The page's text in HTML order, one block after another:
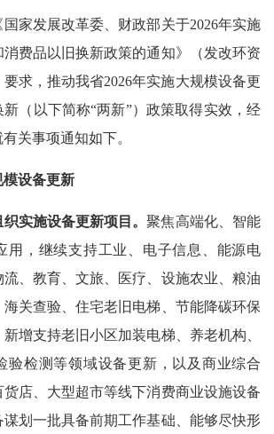
家发展改革委、财政部关于2026年实施
费品以旧换新政策的通知》（发改环资
要求，推动我省2026年实施大规模设备更
（以下简称“两新”）政策取得实效，经
关事项通知如下。
设备更新
织实施设备更新项目。聚焦高端化、智能
用，继续支持工业、电子信息、能源电
、教育、文旅、医疗、设施农业、粮油
关查验、住宅老旧电梯、节能降碳环保
增支持老旧小区加装电梯、养老机构、
验检测等领域设备更新，以及商业综合
店、大型超市等线下消费商业设施设备
划一批具备前期工作基础、能够尽快形